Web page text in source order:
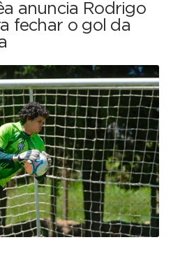
anuncia Rodrigo
fechar o gol da